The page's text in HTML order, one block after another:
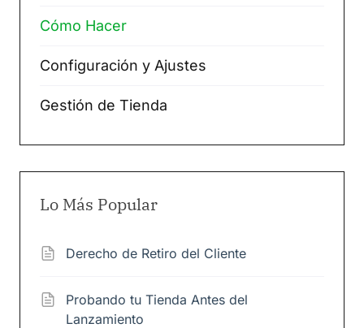
Cómo Hacer
Configuración y Ajustes
Gestión de Tienda
Lo Más Popular
Derecho de Retiro del Cliente
Probando tu Tienda Antes del
Lanzamiento